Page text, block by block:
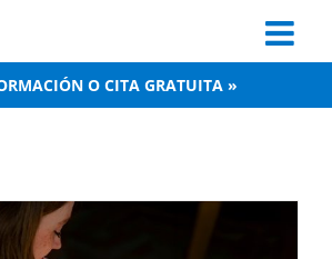
O CITA GRATUITA »